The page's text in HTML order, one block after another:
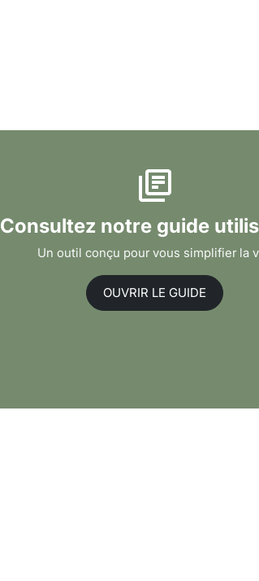
Consultez notre guide
Un outil conçu pour vous simplifier la
OUVRIR LE GUIDE